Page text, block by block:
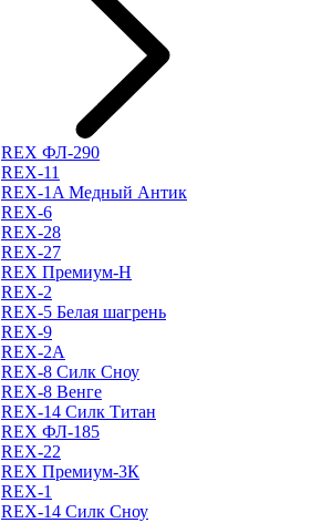
REX ФЛ-290
REX-11
REX-1A Медный Антик
REX-6
REX-28
REX-27
REX Премиум-Н
REX-2
REX-5 Белая шагрень
REX-9
REX-2А
REX-8 Силк Сноу
REX-8 Венге
REX-14 Силк Титан
REX ФЛ-185
REX-22
REX Премиум-3К
REX-1
REX-14 Силк Сноу